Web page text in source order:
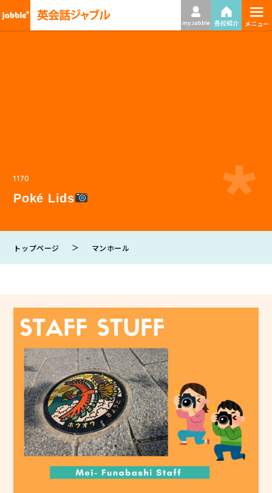
my Jabble 各校紹介 ≡
メニュー
1170
Poké Lids
トップページ ＞ マンホール